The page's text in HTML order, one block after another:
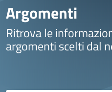
Argomenti
Ritrova le
argomenti scelti dal